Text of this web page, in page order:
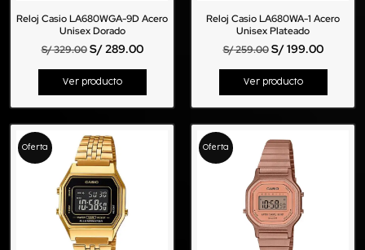
Reloj Casio LA680WGA-9D Acero
Unisex Dorado
S/329.00 S/289.00
Ver producto
Reloj Casio LA680WA-1 Acero
Unisex Plateado
S/259.00 S/199.00
Ver producto
Oferta Oferta